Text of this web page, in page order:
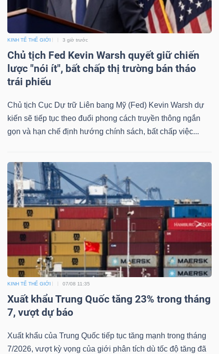
KINH TẾ THẾ GIỚI 3 giờ trước
Chủ tịch Fed Kevin Warsh quyết giữ chiến
lược "nói ít", bất chấp thị trường bán tháo
trái phiếu
Chủ tịch Cục Dự trữ Liên bang Mỹ (Fed) Kevin Warsh dự
kiến sẽ tiếp tục theo đuổi phong cách truyền thông ngắn
gọn và hạn chế định hướng chính sách, bất chấp việc...
KINH TẾ THẾ GIỚI 07/08 11:35
Xuất khẩu Trung Quốc tăng 23% trong tháng
7, vượt dự báo
Xuất khẩu của Trung Quốc tiếp tục tăng mạnh trong tháng
7/2026, vượt kỳ vọng của giới phân tích dù tốc độ tăng đã
tư
Truyền
tài
chính
Dữ
liệu
tài
chính